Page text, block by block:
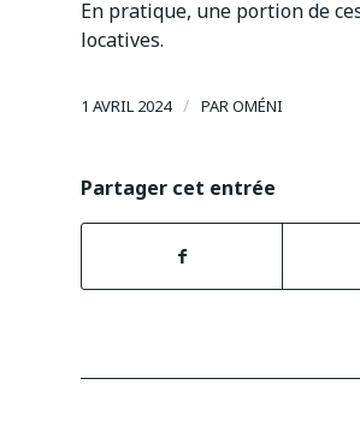
En pratique, une portion de
locatives.
1 AVRIL 2024 / PAROMÉNI
Partager cet entrée